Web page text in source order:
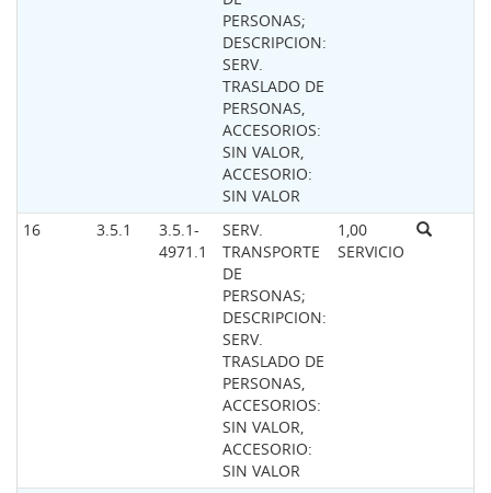
PERSONAS;
DESCRIPCION:
SERV.
TRASLADO DE
PERSONAS,
ACCESORIOS:
SIN VALOR,
ACCESORIO:
SIN VALOR
16 3.5.1
3.5.1-
4971.1
SERV.
TRANSPORTE
DE
PERSONAS;
DESCRIPCION:
SERV.
TRASLADO DE
PERSONAS,
ACCESORIOS:
SIN VALOR,
ACCESORIO:
SIN VALOR
1,00
SERVICIO